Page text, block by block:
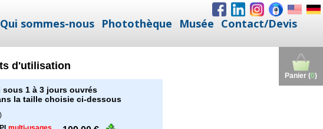
Qui sommes-nous Photothèque Musée Contact/Devis